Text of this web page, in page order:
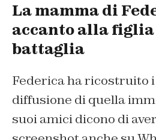
La mamma di
accanto alla
battaglia
Federica ha ricostruito
diffusione di quella
suoi amici dicono di